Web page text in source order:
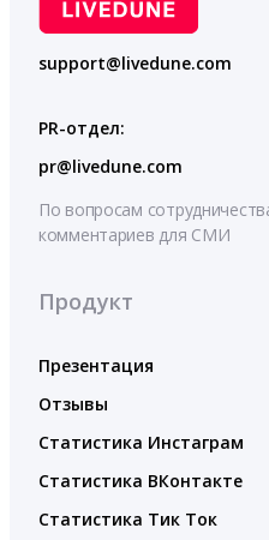
support@livedune.com
PR-отдел:
pr@livedune.com
По вопросам
комментариев для СМИ
Продукт
Презентация
Отзывы
Статистика Инстаграм
Статистика ВКонтакте
Статистика Тик Ток